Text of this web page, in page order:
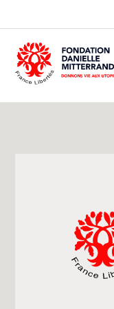
MAIN
CONTENT